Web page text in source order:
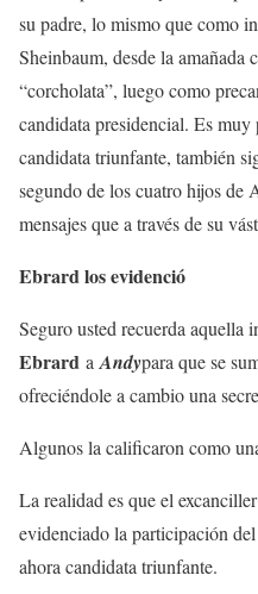
su padre, lo mismo que como
Sheinbaum, desde la amañada
“corcholata”, luego como
candidata presidencial. Es
candidata triunfante, también
segundo de los cuatro hijos de
mensajes que a través de su
Ebrard los evidenció
Seguro usted recuerda aquella
Ebrard a Andypara que se
ofreciéndole a cambio una
Algunos la calificaron como
La realidad es que el
evidenciado la participación
ahora candidata triunfante.